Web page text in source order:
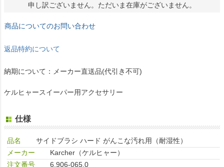
申し訳ございません。ただいま在庫がございません。
商品についてのお問い合わせ
返品特約について
納期について：メーカー直送品(代引き不可)
ケルヒャースイーパー用アクセサリー
仕様
品名
サイドブラシ ハード がんこな汚れ用（耐湿性）
メーカー
Karcher（ケルヒャー）
注文番号
6.906-065.0